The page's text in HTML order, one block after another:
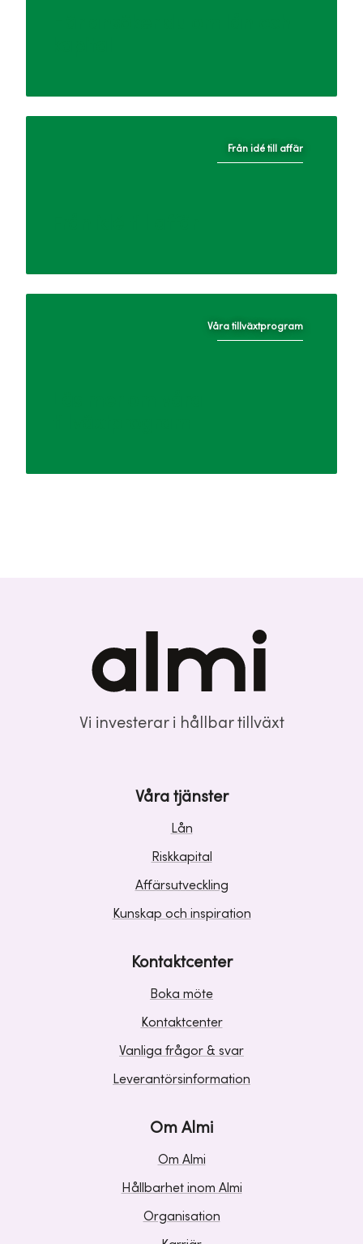
Från idé till affär
Våra tillväxtprogram
Vi investerar i hållbar tillväxt
Våra tjänster
Lån
Riskkapital
Affärsutveckling
Kunskap och inspiration
Kontaktcenter
Boka möte
Kontaktcenter
Vanliga frågor & svar
Leverantörsinformation
Om Almi
Om Almi
Hållbarhet inom Almi
Organisation